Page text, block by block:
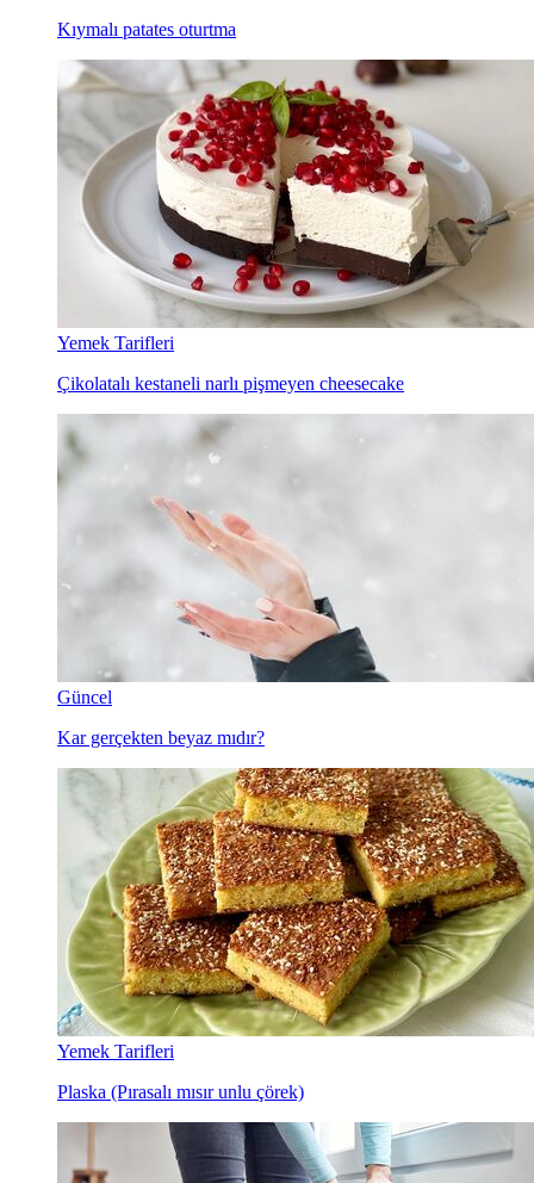
Kıymalı patates oturtma
Yemek Tarifleri
Çikolatalı kestaneli narlı pişmeyen cheesecake
Güncel
Kar gerçekten beyaz mıdır?
Yemek Tarifleri
Plaska (Pırasalı mısır unlu çörek)